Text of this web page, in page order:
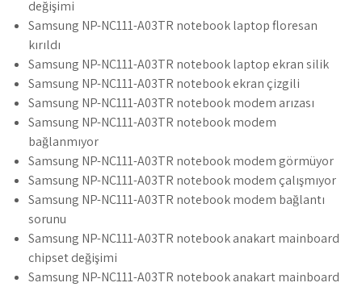
değişimi
Samsung NP-NC111-A03TR notebook laptop floresan
kırıldı
Samsung NP-NC111-A03TR notebook laptop ekran silik
Samsung NP-NC111-A03TR notebook ekran çizgili
Samsung NP-NC111-A03TR notebook modem arızası
Samsung NP-NC111-A03TR notebook modem
bağlanmıyor
Samsung NP-NC111-A03TR notebook modem görmüyor
Samsung NP-NC111-A03TR notebook modem çalışmıyor
Samsung NP-NC111-A03TR notebook modem bağlantı
sorunu
Samsung NP-NC111-A03TR notebook anakart mainboard
chipset değişimi
Samsung NP-NC111-A03TR notebook anakart mainboard